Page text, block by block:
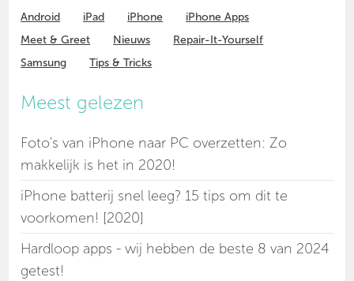
Android iPad iPhone
iPhone Apps
Meet & Greet
Nieuws
Repair-It-Yourself
Samsung
Tips & Tricks
Meest gelezen
Foto's van iPhone naar PC overzetten: Zo
makkelijk is het in 2020!
iPhone batterij snel leeg? 15 tips om dit te
voorkomen! [2020]
Hardloop apps - wij hebben de beste 8 van 2024
getest!